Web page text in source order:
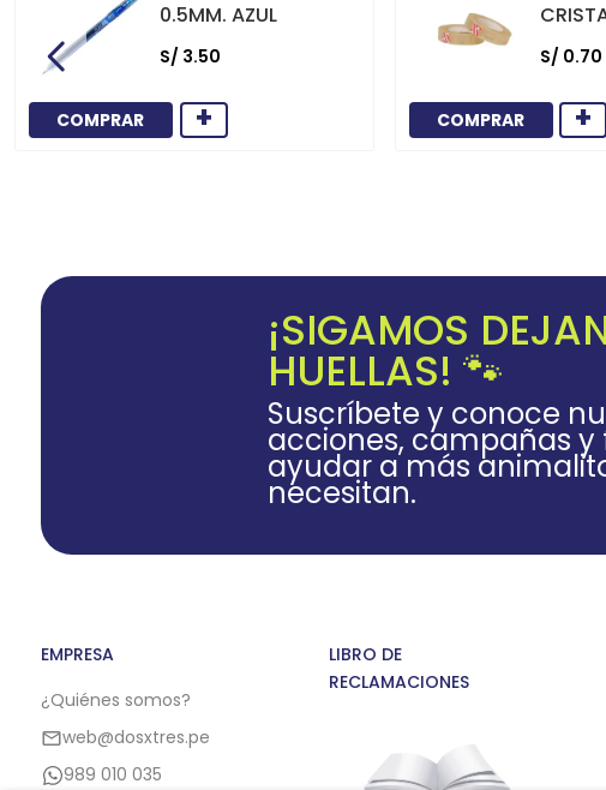
0.5MM. AZUL
S/ 3.50
COMPRAR +
X 36
S/ 0.70
COMPRAR +
¡SIGAMOS
HUELLAS! 🐾
Suscríbete y conoce
acciones, campañas y
ayudar a más
necesitan.
EMPRESA
¿Quiénes somos?
web@dosxtres.pe
989 010 035
LIBRO DE
RECLAMACIONES